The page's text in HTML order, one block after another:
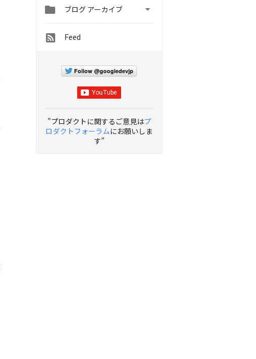
 ブログ アーカイブ 
Feed
Follow @googledevjp
"プロダクトに関するご意見はプ
ロダクトフォーラムにお願いしま
す"